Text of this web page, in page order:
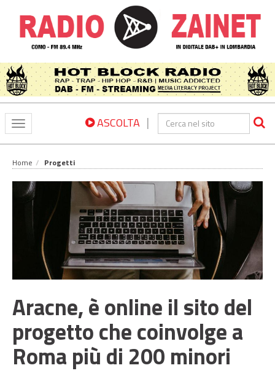
Toggle
navigation
ASCOLTA |
Home Progetti
Aracne, è online il sito del
progetto che coinvolge a
Roma più di 200 minori